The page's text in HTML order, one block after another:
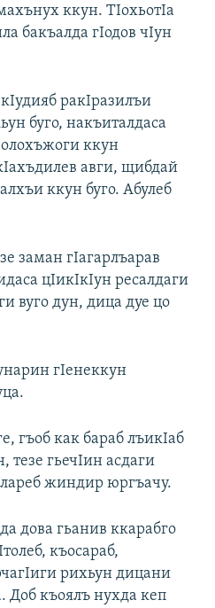
ккун. ТIохьотIа
бакъалда гIодов чIун
ракIразилъи
буго, накъиталдаса
ккун
авги, щибдай
ккун буго. Абулеб
заман гIагарлъарав
цIикIкIун ресалдаги
вуго дун, дица дуе цо
гIенеккун
гъоб как бараб лъикIаб
тезе гьечIин асдаги
жиндир юргъачу.
дова гьанив ккарабго
къосараб,
рихьун дицани
Доб къоялъ нухда кеп